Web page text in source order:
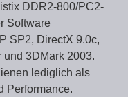
DDR2-800/PC2-
Software
SP2, DirectX 9.0c,
und 3DMark 2003.
lediglich als
Performance.